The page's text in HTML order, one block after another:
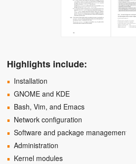
Highlights include:
Installation
GNOME and KDE
Bash, Vim, and Emacs
Network configuration
Software and package management
Administration
Kernel modules